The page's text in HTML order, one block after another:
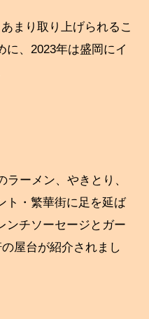
まり取り上げられるこ
に、2023年は盛岡にイ
ラーメン、やきとり、
ト・繁華街に足を延ば
ンチソーセージとガー
屋台が紹介されまし